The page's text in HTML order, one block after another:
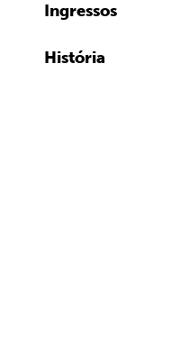
Ingressos
História